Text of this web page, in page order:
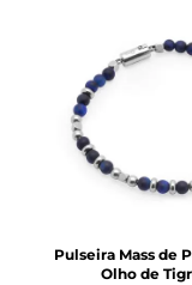
Pulseira Mass de
Olho de